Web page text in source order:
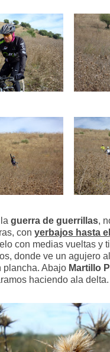
guerra de guerrillas,
con yerbajos hasta
con medias vueltas y
donde ve un agujero
plancha. Abajo Martillo
haciendo ala delta.